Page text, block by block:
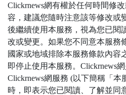
Clickrnews網有權於任何時間修
容，建議您隨時注意該等修改或
後繼續使用本服務，視為您已閱
改或變更。如果您不同意本服務
國家或地域排除本服務條款內容
即停止使用本服務。Clickrnews
Clickrnews網服務 (以下簡稱「本
時，即表示您已閱讀、了解並同